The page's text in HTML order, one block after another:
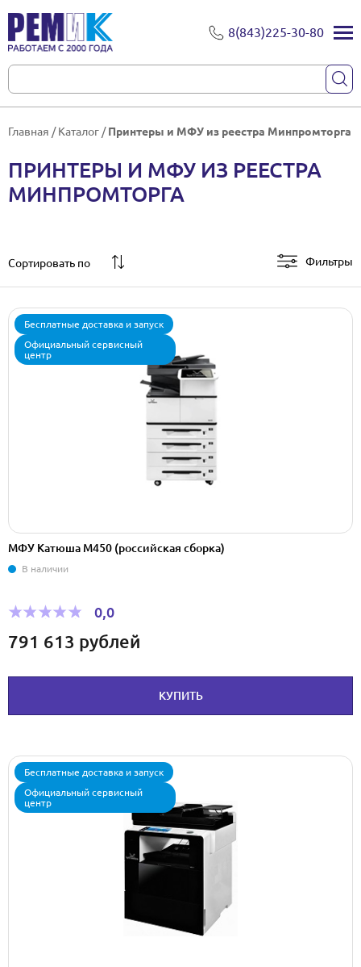
8(843)225-30-80
Главная /Каталог /Принтеры и МФУ из реестра Минпромторга
ПРИНТЕРЫ И МФУ ИЗ РЕЕСТРА
МИНПРОМТОРГА
Сортировать по Фильтры
Бесплатные доставка и запуск
Официальный сервисный
центр
МФУ Катюша M450 (российская сборка)
В наличии
0,0
791 613 рублей
КУПИТЬ
Бесплатные доставка и запуск
Официальный сервисный
центр